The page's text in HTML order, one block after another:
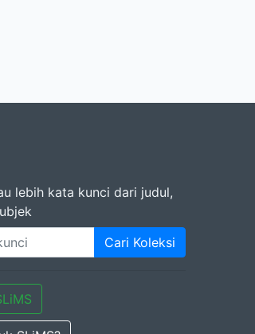
lebih kata kunci dari judul,
Cari Koleksi